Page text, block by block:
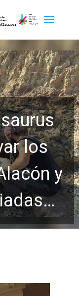
los
y